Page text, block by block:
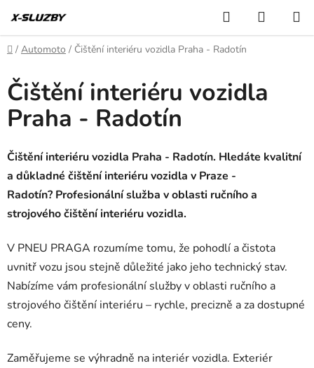
na
obsah
Hledat
KOŠÍK
Domů
/ Automoto / Čištění interiéru vozidla Praha - Radotín
Čištění interiéru vozidla
Praha - Radotín
Čištění interiéru vozidla Praha - Radotín. Hledáte kvalitní
a důkladné čištění interiéru vozidla v Praze -
Radotín? Profesionální služba v oblasti ručního a
strojového čištění interiéru vozidla.
V PNEU PRAGA rozumíme tomu, že pohodlí a čistota
uvnitř vozu jsou stejně důležité jako jeho technický stav.
Nabízíme vám profesionální služby v oblasti ručního a
strojového čištění interiéru – rychle, precizně a za dostupné
ceny.
Zaměřujeme se výhradně na interiér vozidla. Exteriér